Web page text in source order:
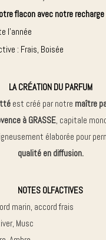
flacon avec notre recharge
l’année
: Frais, Boisée
LA CRÉATION DU PARFUM
est créé par notre maître
à GRASSE, capitale
élaborée pour
qualité en diffusion.
NOTES OLFACTIVES
marin, accord frais
Musc